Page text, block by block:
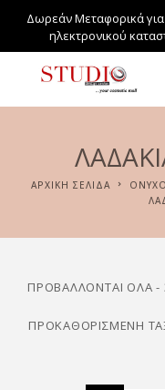
Δωρεάν Μεταφορικά για
ηλεκτρονικού
ΑΡΧΙΚΉ ΣΕΛΊΔΑ
ΠΡΟΒΆΛΛΟΝΤΑΙ ΌΛΑ -